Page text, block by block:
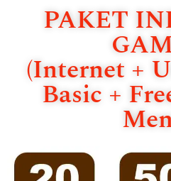
PAKET
(Internet +
Basic +